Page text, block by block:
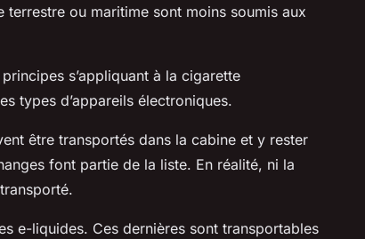
ou maritime sont moins soumis aux
s’appliquant à la cigarette
types d’appareils électroniques.
être transportés dans la cabine et y rester
font partie de la liste. En réalité, ni la
e-liquides. Ces dernières sont transportables